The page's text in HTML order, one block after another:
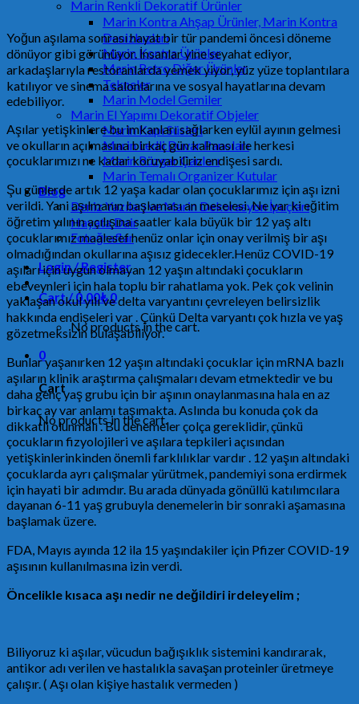
Mari̇n Renkli̇ Dekorati̇f Ürünler
Marin Kontra Ahşap Ürünler, Marin Kontra
Denizkızları
Marin Kontra Ürünler
Marin Retro Diğer Ürünler
Tekneler
Marin Model Gemiler
Marin El Yapımı Dekoratif Objeler
Marin Kapı Süsleri
Marin Ledli Duvar Panoları
Marin Rüzgar Çanları
Marin Temalı Organizer Kutular
Blog
Deniz Yazıları ve Marin Dekorasyon İpuçları
Hayata Dair
Fotoğraflar
Login / Register
Cart /0.00₺0
No products in the cart.
0
Cart
No products in the cart.
Yoğun aşılama sonrası hayat bir tür pandemi öncesi döneme
dönüyor gibi görünüyor. İnsanlar yine seyahat ediyor,
arkadaşlarıyla restoranlarda yemek yiyor, yüz yüze toplantılara
katılıyor ve sinema salonlarına ve sosyal hayatlarına devam
edebiliyor.
Aşılar yetişkinlere bu imkanları sağlarken eylül ayının gelmesi
ve okulların açılmasına birkaç gün kalması ile herkesi
çocuklarımızı ne kadar koruyabiliriz endişesi sardı.
Şu günlerde artık 12 yaşa kadar olan çocuklarımız için aşı izni
verildi. Yani aşılmanın başlaması an meselesi. Ne var ki eğitim
öğretim yılının açılışına saatler kala büyük bir 12 yaş altı
çocuklarımız maalesef henüz onlar için onay verilmiş bir aşı
olmadığından okullarına aşısız gidecekler.Henüz COVID-19
aşıları için uygun olmayan 12 yaşın altındaki çocukların
ebeveynleri için hala toplu bir rahatlama yok. Pek çok velinin
yaklaşan okul yılı ve delta varyantını çevreleyen belirsizlik
hakkında endişeleri var . Çünkü Delta varyantı çok hızla ve yaş
gözetmeksizin bulaşabiliyor.
Bunlar yaşanırken 12 yaşın altındaki çocuklar için mRNA bazlı
aşıların klinik araştırma çalışmaları devam etmektedir ve bu
daha genç yaş grubu için bir aşının onaylanmasına hala en az
birkaç ay var anlamı taşımakta. Aslında bu konuda çok da
dikkatli olunmalı . Bu denemeler çolça gereklidir, çünkü
çocukların fizyolojileri ve aşılara tepkileri açısından
yetişkinlerinkinden önemli farklılıklar vardır . 12 yaşın altındaki
çocuklarda ayrı çalışmalar yürütmek, pandemiyi sona erdirmek
için hayati bir adımdır. Bu arada dünyada gönüllü katılımcılara
dayanan 6-11 yaş grubuyla denemelerin bir sonraki aşamasına
başlamak üzere.
FDA, Mayıs ayında 12 ila 15 yaşındakiler için Pfizer COVID-19
aşısının kullanılmasına izin verdi.
Öncelikle kısaca aşı nedir ne değildiri irdeleyelim ;
Biliyoruz ki aşılar, vücudun bağışıklık sistemini kandırarak,
antikor adı verilen ve hastalıkla savaşan proteinler üretmeye
çalışır. ( Aşı olan kişiye hastalık vermeden )